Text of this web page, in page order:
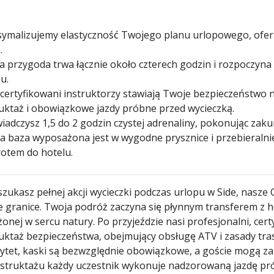
elastyczność Twojego planu urlopowego,
przygoda trwa łącznie około czterech godzin i
instruktorzy stawiają Twoje bezpieczeństwo
i obowiązkowe jazdy próbne przed wycieczką.
1,5 do 2 godzin czystej adrenaliny, pokonując
baza wyposażona jest w wygodne prysznice i
do hotelu.
pełnej akcji wycieczki podczas urlopu w Side,
granice. Twoja podróż zaczyna się płynnym transferem z
w sercu natury. Po przyjeździe nasi profesjonalni,
bezpieczeństwa, obejmujący obsługę ATV i zasady
kaski są bezwzględnie obowiązkowe, a goście mogą
każdy uczestnik wykonuje nadzorowaną jazdę